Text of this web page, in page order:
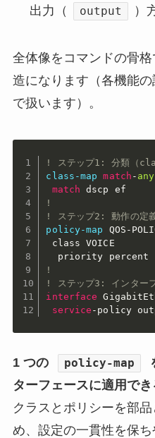
出力（
output ）
全体像をコマンドの骨
造になります（各機能
で扱います）。
! ステップ1: 分類（
class-map
match - any
match
!
! ステップ2: 動作の定
policy-map QOS-
class VOICE
  priority percent
!
! ステップ3: インター
interface
service -policy
1 つの policy-map
ターフェースに適用でき
クラスとポリシーを部
め、設定の一貫性を保ち